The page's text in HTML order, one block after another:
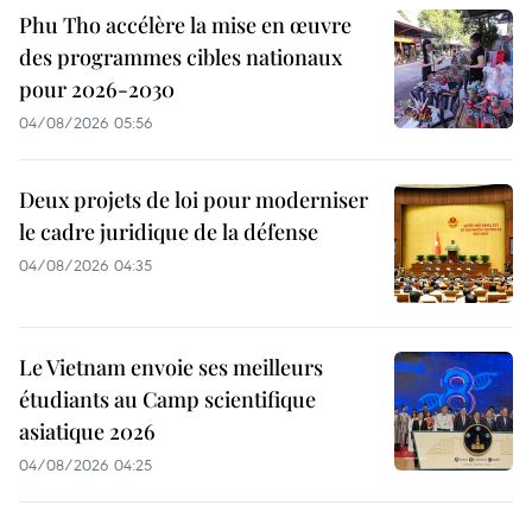
Phu Tho accélère la mise en œuvre
des programmes cibles nationaux
pour 2026-2030
04/08/2026 05:56
Deux projets de loi pour moderniser
le cadre juridique de la défense
04/08/2026 04:35
Le Vietnam envoie ses meilleurs
étudiants au Camp scientifique
asiatique 2026
04/08/2026 04:25